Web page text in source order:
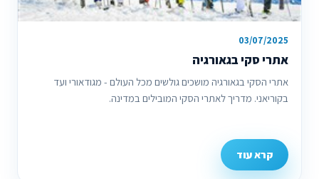
03/07/2025
אתרי סקי בגאורגיה
אתרי הסקי בגאורגיה מושכים גולשים מכל העולם - מגודאורי ועד
בקוריאני. מדריך לאתרי הסקי המובילים במדינה.
קרא עוד